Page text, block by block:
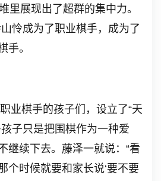
里展现出了超群的集中力。
怜成为了职业棋手，成为了
手。
业棋手的孩子们，设立了“天
子只是把围棋作为一种爱
继续下去。藤泽一就说：“看
个时候就要和家长说‘要不要